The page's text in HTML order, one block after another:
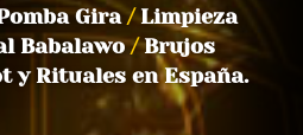
Gira/Limpieza
Babalawo/Brujos
y Rituales en España.